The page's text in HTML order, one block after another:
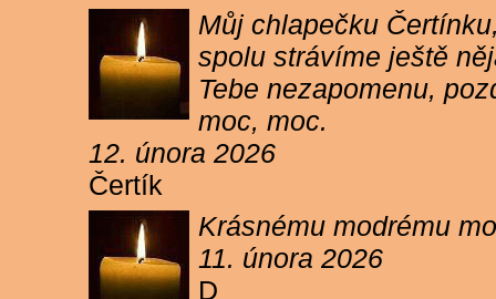
Můj chlapečku
spolu strávíme ještě
Tebe nezapomenu,
moc, moc.
12. února 2026
Čertík
Krásnému modrému
11. února 2026
D